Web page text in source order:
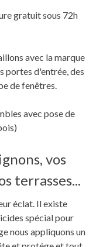
gratuit sous 72h
avec la marque
portes d'entrée, des
de fenêtres.
avec pose de
vos
terrasses...
éclat. Il existe
spécial pour
nous appliquons un